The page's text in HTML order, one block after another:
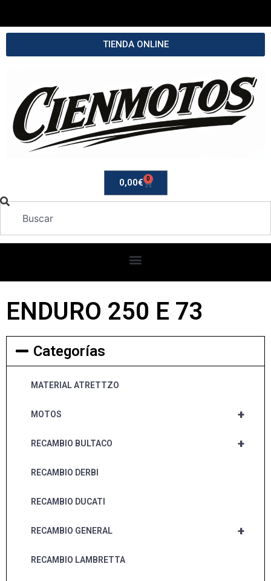
TIENDA ONLINE
0,00€ 0
ENDURO 250 E 73
Categorías
MATERIAL ATRETTZO
+
MOTOS
+
RECAMBIO BULTACO
RECAMBIO DERBI
RECAMBIO DUCATI
+
RECAMBIO GENERAL
RECAMBIO LAMBRETTA